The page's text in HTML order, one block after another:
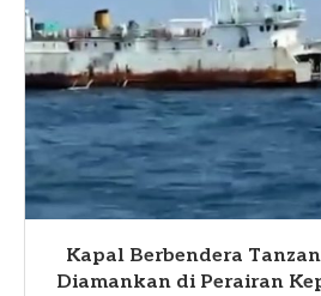
Kapal Berbendera
Diamankan di Perairan